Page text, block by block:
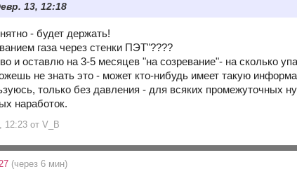
13, 12:18
- будет держать!
газа через стенки ПЭТ"????
и оставлю на 3-5 месяцев "на созревание"- на сколько
не знать это - может кто-нибудь имеет такую
только без давления - для всяких промежуточных
наработок.
от V_B
(через 6 мин)